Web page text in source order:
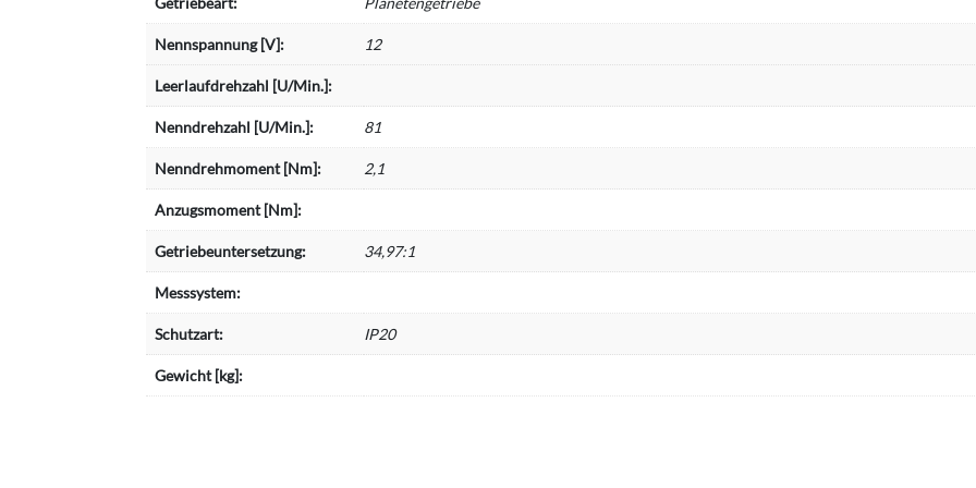
Nennspannung [V]: 12
Leerlaufdrehzahl [U/Min.]:
Nenndrehzahl [U/Min.]: 81
Nenndrehmoment [Nm]: 2,1
Anzugsmoment [Nm]:
Getriebeuntersetzung: 34,97:1
Messsystem:
Schutzart: IP20
Gewicht [kg]: